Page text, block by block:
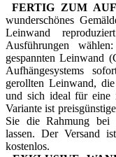
FERTIG ZUM
wunderschönes
Leinwand
Ausführungen
gespannten Leinwand
Aufhängesystems
gerollten Leinwand,
und sich ideal für eine
Variante ist
Sie die Rahmung bei
lassen. Der Versand
kostenlos.